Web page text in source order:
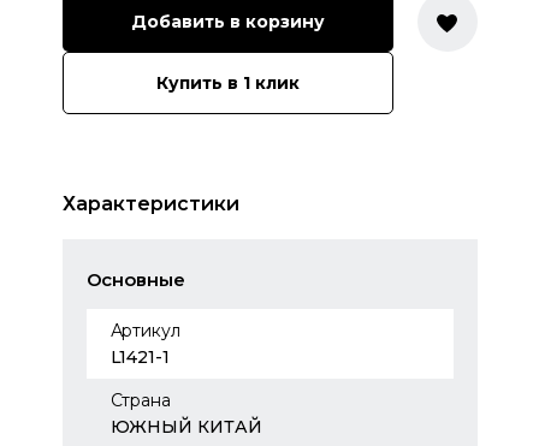
Добавить в корзину
Купить в 1 клик
Характеристики
Основные
Артикул
L1421-1
Страна
ЮЖНЫЙ КИТАЙ